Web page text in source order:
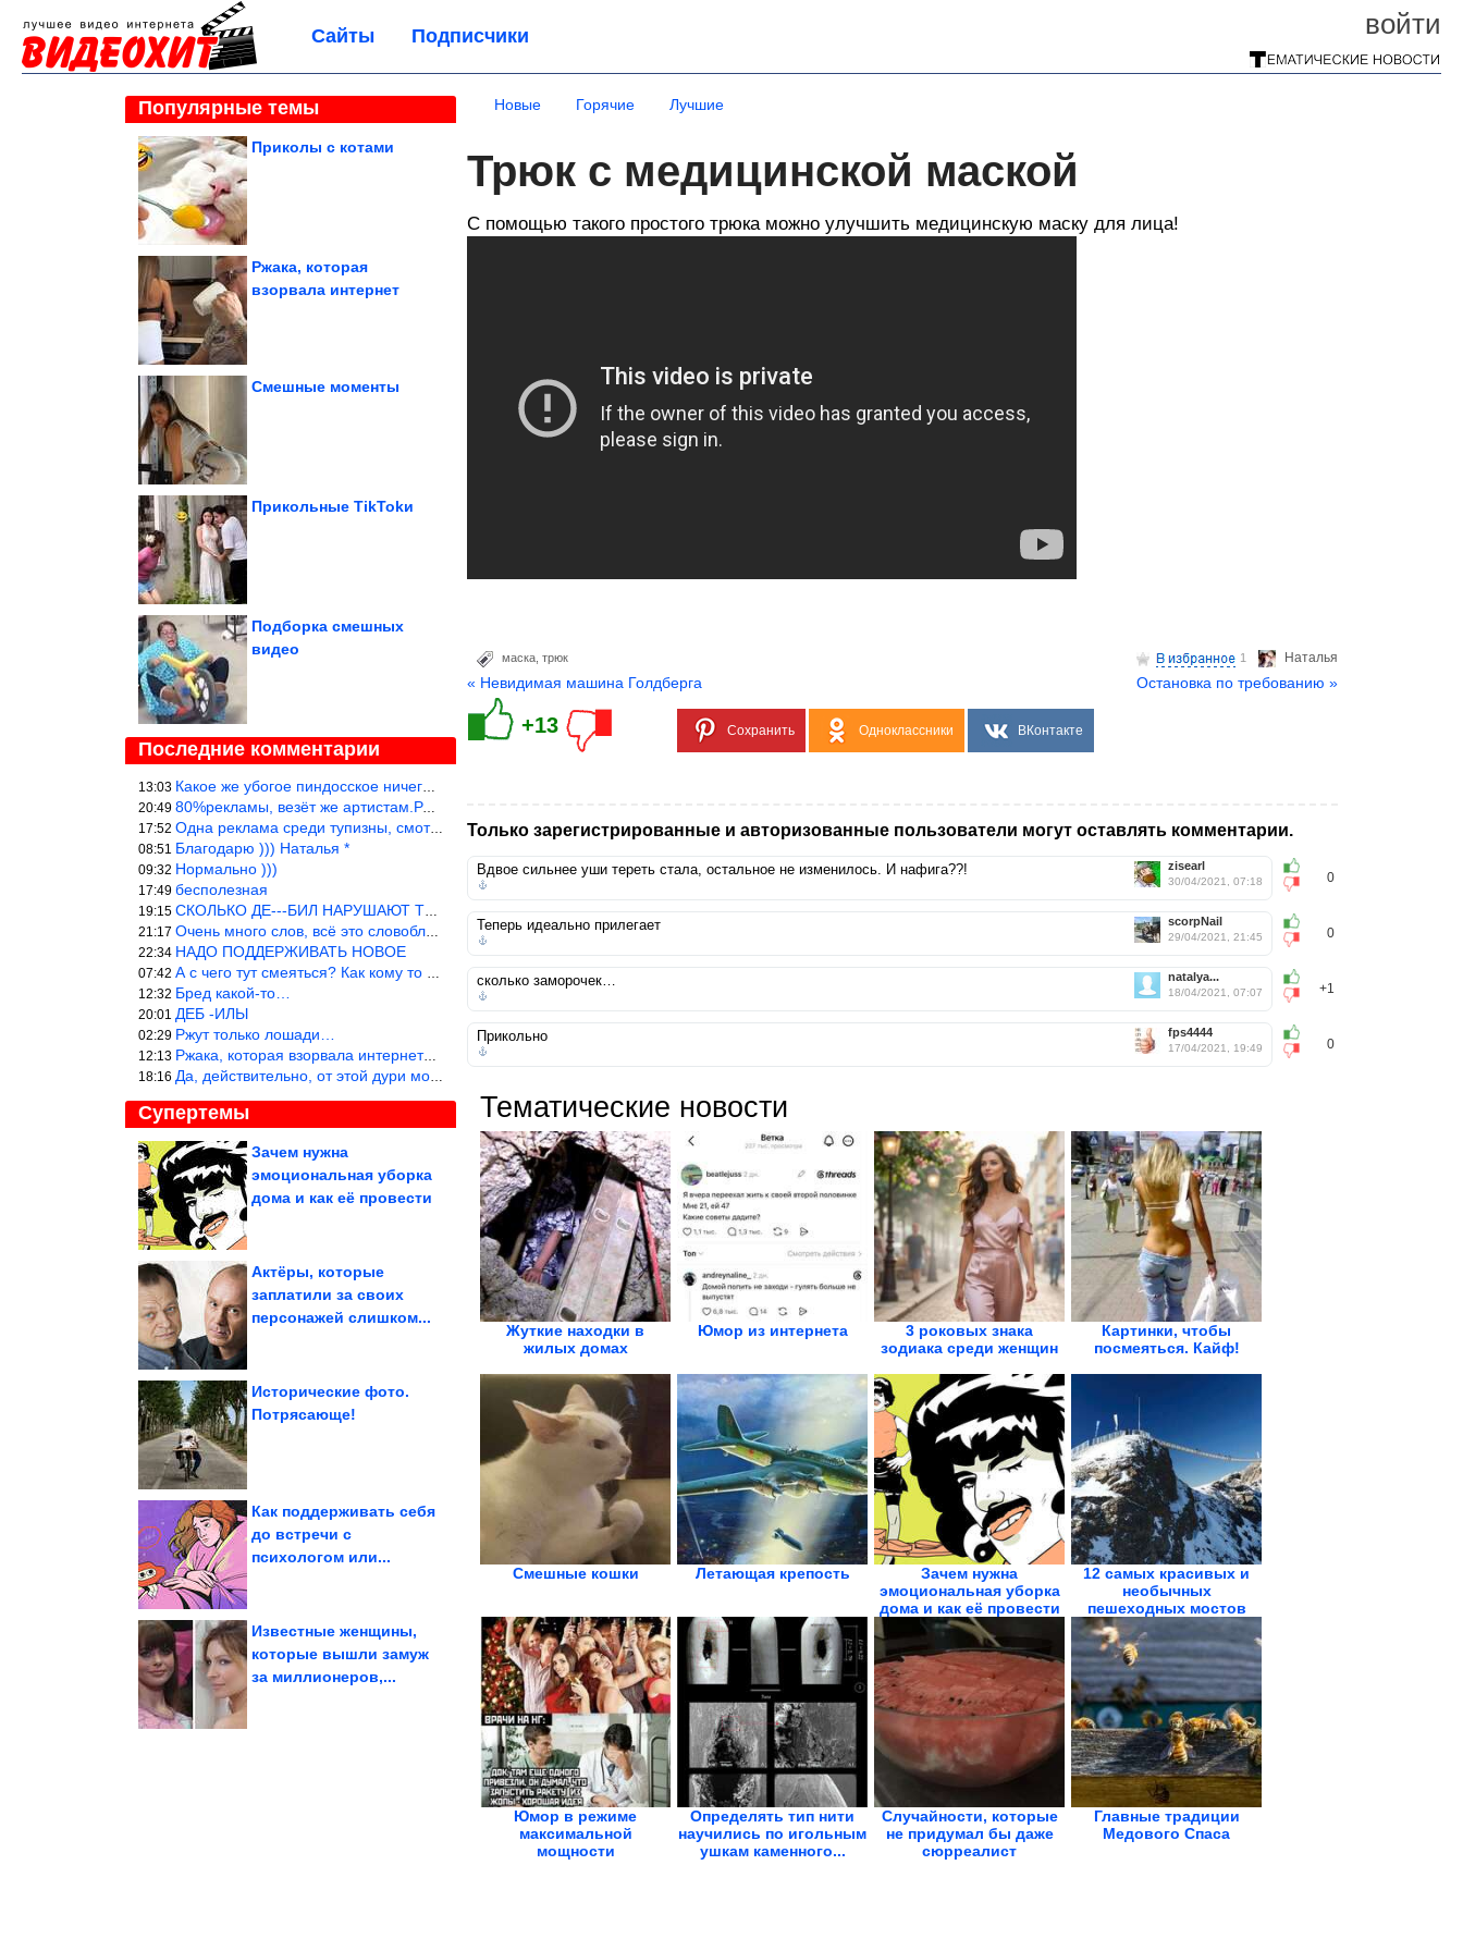
войти
Сайты Подписчики
Популярные темы
Приколы с котами
Ржака, которая
взорвала интернет
Смешные моменты
Прикольные TikTokи
Подборка смешных
видео
Последние комментарии
13:03 Какое же убогое пиндосское ничего. Наташ, и не стыдно такую фигн
20:49 80%рекламы, везёт же артистам.Режиссёры, сценаристы вы где или к
17:52 Одна реклама среди тупизны, смотреть невозможно.
08:51 Благодарю ))) Наталья *
09:32 Нормально )))
17:49 бесполезная
19:15 СКОЛЬКО ДЕ---БИЛ НАРУШАЮТ ТЕХНИКУ БЕЗОПАСНОСТИ
21:17 Очень много слов, всё это словоблудие можно было уложить в 1 мин
22:34 НАДО ПОДДЕРЖИВАТЬ НОВОЕ
07:42 А с чего тут смеяться? Как кому то больно? Не смешно.
12:32 Бред какой-то…
20:01 ДЕБ -ИЛЫ
02:29 Ржут только лошади…
12:13 Ржака, которая взорвала интернет? Нет, количество рекламы выводи
18:16 Да, действительно, от этой дури можно ржать до слёз.
Супертемы
Зачем нужна
эмоциональная уборка
дома и как её провести
Страны Латинской
«родильный туризм»
Актёры, которые
заплатили за своих
персонажей слишком...
Исторические фото.
Потрясающе!
Как поддерживать себя
до встречи с
психологом или...
Как азиатская эстетика
Известные женщины,
которые вышли замуж
за миллионеров,...
людей времён СССР
Новые Горячие Лучшие
Трюк с медицинской маской
С помощью такого простого трюка можно улучшить медицинскую маску для лица!
Hаталья
1
маска трюк
« Невидимая машина Голдберга Остановка по требованию »
+13 Сохранить Одноклассники ВКонтакте
Только зарегистрированные и авторизованные пользователи могут оставлять комментарии.
0
zisearl
30/04/2021, 07:18
Вдвое сильнее уши тереть стала, остальное не изменилось. И нафига??!
0
scorpNail
29/04/2021, 21:45
Теперь идеально прилегает
+1
natalya...
18/04/2021, 07:07
сколько заморочек…
0
fps4444
17/04/2021, 19:49
Прикольно
Тематические новости
Жуткие находки в
жилых домах
Юмор из интернета
3 роковых знака
зодиака среди женщин
Картинки, чтобы
посмеяться. Кайф!
Смешные кошки Летающая крепость
Зачем нужна
эмоциональная уборка
дома и как её провести
12 самых красивых и
необычных
пешеходных мостов
планеты
Юмор в режиме
максимальной
мощности
Определять тип нити
научились по игольным
ушкам каменного...
Случайности, которые
не придумал бы даже
сюрреалист
Главные традиции
Медового Спаса